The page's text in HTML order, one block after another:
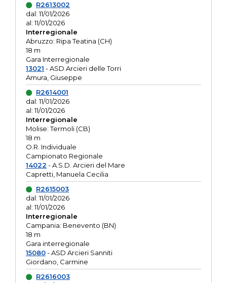
R2613002
dal: 11/01/2026
al: 11/01/2026
Interregionale
Abruzzo: Ripa Teatina (CH)
18 m
Gara Interregionale
13021 - ASD Arcieri delle Torri
Amura, Giuseppe
R2614001
dal: 11/01/2026
al: 11/01/2026
Interregionale
Molise: Termoli (CB)
18 m
O.R. Individuale
Campionato Regionale
14022 - A.S.D. Arcieri del Mare
Capretti, Manuela Cecilia
R2615003
dal: 11/01/2026
al: 11/01/2026
Interregionale
Campania: Benevento (BN)
18 m
Gara interregionale
15080- ASD Arcieri Sanniti
Giordano, Carmine
R2616003